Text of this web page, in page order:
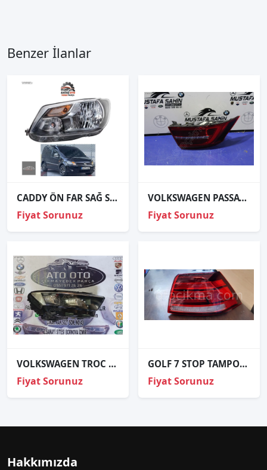
Benzer İlanlar
CADDY ÖN FAR SAĞ SOL 2010 2011 2012 2013 2014 2015 / 9 FİŞ
Fiyat Sorunuz
VOLKSWAGEN PASSAT SOL DIŞ STOP 3G5945207
Fiyat Sorunuz
VOLKSWAGEN TROC ORJİNAL ÇIKMA SAĞ FAR
Fiyat Sorunuz
GOLF 7 STOP TAMPON ÇAMURLUK PANJUR
Fiyat Sorunuz
Hakkımızda